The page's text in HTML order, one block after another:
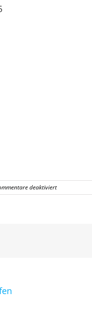
deaktiviertfür
11